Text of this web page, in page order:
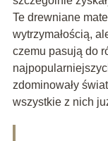
Te drewniane
wytrzymałością,
czemu pasują do
zdominowały
wszystkie z nich